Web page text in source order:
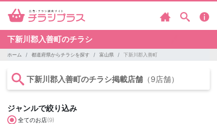
下新川郡入善町のチラシ
ホーム 都道府県からチラシを探す 富山県 下新川郡入善町
下新川郡入善町のチラシ掲載店舗 （9店舗）
ジャンルで絞り込み
全てのお店(9)